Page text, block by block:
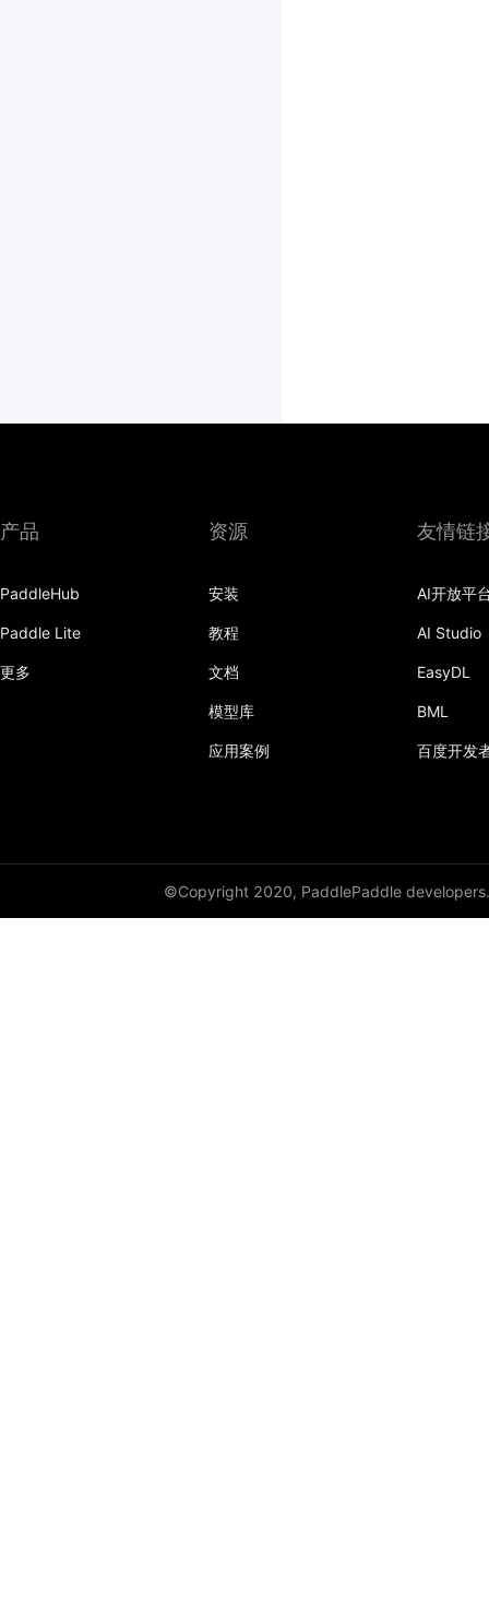
产品
PaddleHub
Paddle Lite
更多
资源
安装
教程
文档
模型库
应用案例
友情链
AI开放平
AI Studio
EasyDL
BML
百度开发
©Copyright 2020, PaddlePaddle developers.